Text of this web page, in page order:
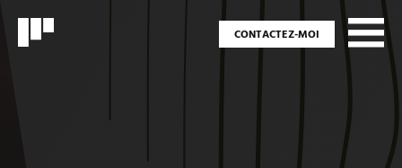
CONTACTEZ-MOI